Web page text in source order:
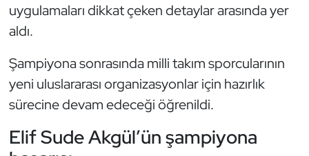
uygulamaları dikkat çeken detaylar arasında yer
aldı.
Şampiyona sonrasında milli takım sporcularının
yeni uluslararası organizasyonlar için hazırlık
sürecine devam edeceği öğrenildi.
Elif Sude Akgül’ün şampiyona
Yelken